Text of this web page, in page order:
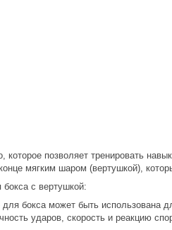
позволяет тренировать
мягким шаром (вертушкой),
с вертушкой:
бокса может быть использована
ударов, скорость и реакцию